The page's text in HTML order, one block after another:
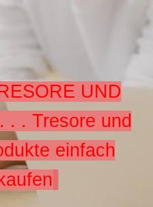
UND
. Tresore und
einfach